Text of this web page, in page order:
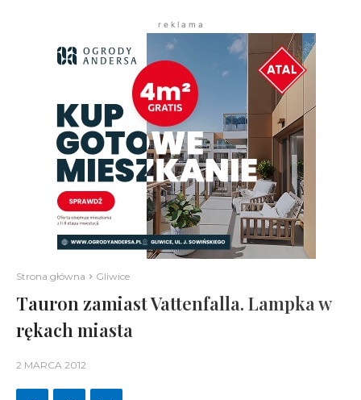
r e k l a m a
Strona główna Gliwice
Tauron zamiast Vattenfalla. Lampka w
rękach miasta
2 MARCA 2012